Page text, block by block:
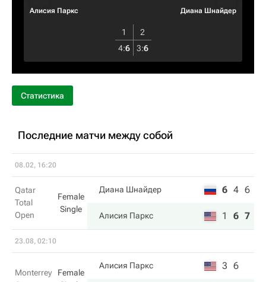
Алисия Паркс Диана Шнайдер
1
2
4:6 3:6
Статистика
Последние матчи между собой
08.02, 16:20
Qatar
Total
Open
Female
Single
Диана Шнайдер 6 4 6
Алисия Паркс 1 6 7
23.08, 02:10
Monterrey
Female
Алисия Паркс 3 6